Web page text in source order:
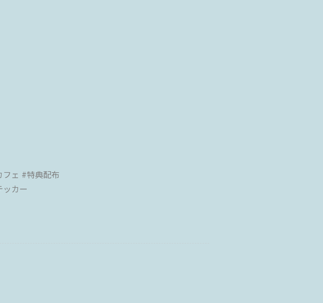
ェ #特典配布
カー